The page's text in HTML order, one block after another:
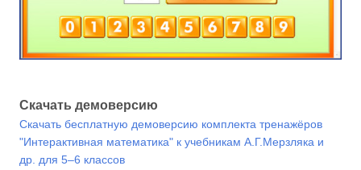
Скачать демоверсию
Скачать бесплатную демоверсию комплекта тренажёров
"Интерактивная математика" к учебникам А.Г.Мерзляка и
др. для 5–6 классов